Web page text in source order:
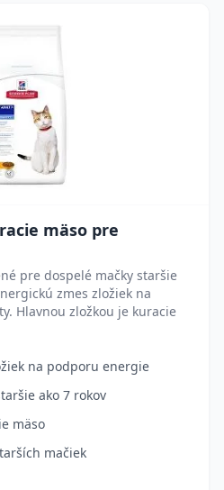
mäso pre
pre dospelé mačky staršie
zmes zložiek na
Hlavnou zložkou je kuracie
na podporu energie
ako 7 rokov
mäso
mačiek